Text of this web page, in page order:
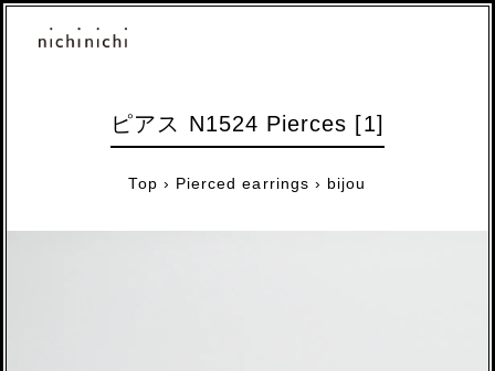
ピアス N1524 Pierces [1]
Top › Pierced earrings › bijou